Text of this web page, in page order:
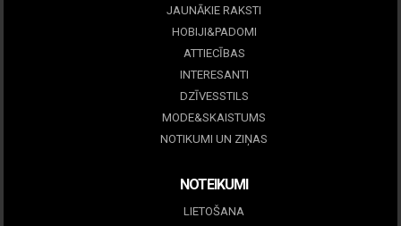
JAUNĀKIE RAKSTI
HOBIJI&PADOMI
ATTIECĪBAS
INTERESANTI
DZĪVESSTILS
MODE&SKAISTUMS
NOTIKUMI UN ZIŅAS
NOTEIKUMI
LIETOŠANA